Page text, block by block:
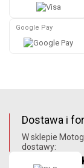
Google Pay
Dostawa i
W sklepie
dostawy: